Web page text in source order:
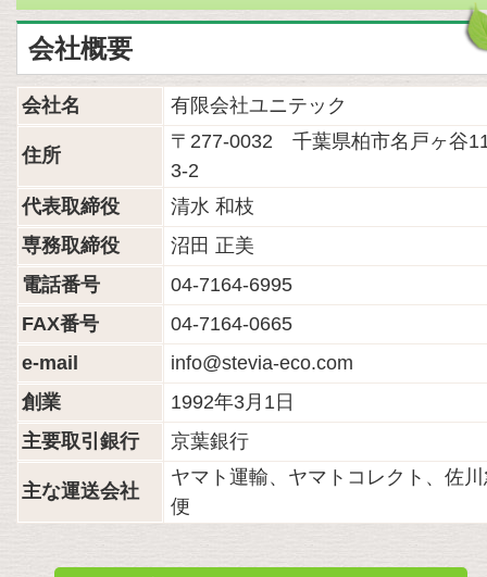
会社概要
会社名 有限会社ユニテック
住所
〒277-0032 千葉県柏市名戸ヶ谷
3-2
代表取締役
清水 和枝
専務取締役
沼田 正美
電話番号
04-7164-6995
FAX番号
04-7164-0665
e-mail
info@stevia-eco.com
創業
1992年3月1日
主要取引銀行
京葉銀行
主な運送会社
ヤマト運輸、ヤマトコレクト、佐
便